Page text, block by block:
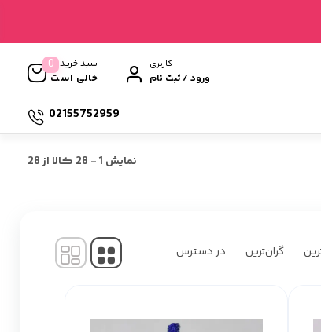
کاربری
ورود / ثبت نام
سبد خرید
خالی است
0
02155752959
نمایش 1
-
28 کالا از28
گران‌ترین در دسترس